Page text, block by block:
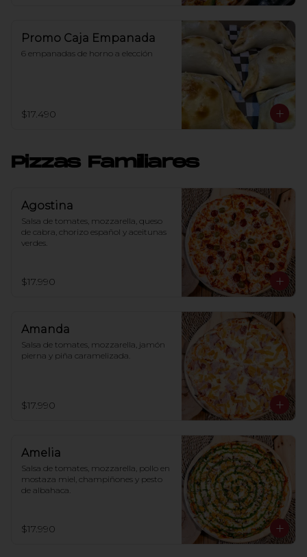
Promo Caja Empanada
6 empanadas de horno a elección
$17.490
Pizzas Familiares
Agostina
Salsa de tomates, mozzarella, queso
de cabra, chorizo español y aceitunas
verdes.
$17.990
Amanda
Salsa de tomates, mozzarella, jamón
pierna y piña caramelizada.
$17.990
Amelia
Salsa de tomates, mozzarella, pollo en
mostaza miel, champiñones y pesto
de albahaca.
$17.990